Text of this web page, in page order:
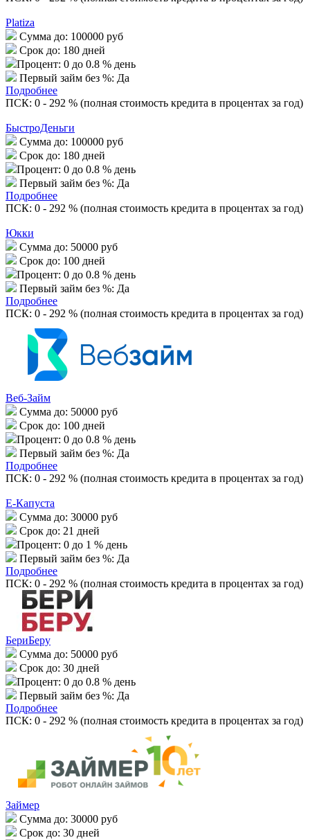
Platiza
Сумма до: 100000 руб
Срок до: 180 дней
Процент: 0 до 0.8 % день
Первый займ без %: Да
Подробнее
ПСК: 0 - 292 % (полная стоимость кредита в процентах за год)
БыстроДеньги
Сумма до: 100000 руб
Срок до: 180 дней
Процент: 0 до 0.8 % день
Первый займ без %: Да
Подробнее
ПСК: 0 - 292 % (полная стоимость кредита в процентах за год)
Юкки
Сумма до: 50000 руб
Срок до: 100 дней
Процент: 0 до 0.8 % день
Первый займ без %: Да
Подробнее
ПСК: 0 - 292 % (полная стоимость кредита в процентах за год)
Веб-Займ
Сумма до: 50000 руб
Срок до: 100 дней
Процент: 0 до 0.8 % день
Первый займ без %: Да
Подробнее
ПСК: 0 - 292 % (полная стоимость кредита в процентах за год)
Е-Капуста
Сумма до: 30000 руб
Срок до: 21 дней
Процент: 0 до 1 % день
Первый займ без %: Да
Подробнее
ПСК: 0 - 292 % (полная стоимость кредита в процентах за год)
БериБеру
Сумма до: 50000 руб
Срок до: 30 дней
Процент: 0 до 0.8 % день
Первый займ без %: Да
Подробнее
ПСК: 0 - 292 % (полная стоимость кредита в процентах за год)
Займер
Сумма до: 30000 руб
Срок до: 30 дней